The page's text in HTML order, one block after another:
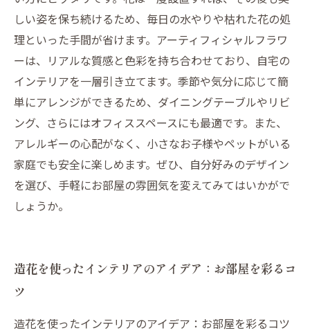
しい姿を保ち続けるため、毎日の水やりや枯れた花の処
理といった手間が省けます。アーティフィシャルフラワ
ーは、リアルな質感と色彩を持ち合わせており、自宅の
インテリアを一層引き立てます。季節や気分に応じて簡
単にアレンジができるため、ダイニングテーブルやリビ
ング、さらにはオフィススペースにも最適です。また、
アレルギーの心配がなく、小さなお子様やペットがいる
家庭でも安全に楽しめます。ぜひ、自分好みのデザイン
を選び、手軽にお部屋の雰囲気を変えてみてはいかがで
しょうか。
造花を使ったインテリアのアイデア：お部屋を彩るコ
ツ
造花を使ったインテリアのアイデア：お部屋を彩るコツ